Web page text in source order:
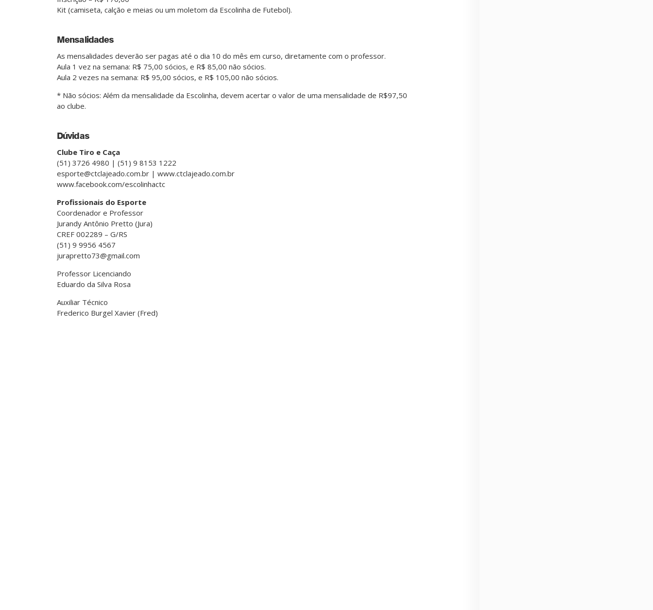
Kit (camiseta, calção e meias ou um moletom da Escolinha de Futebol).
Mensalidades
As mensalidades deverão ser pagas até o dia 10 do mês em curso, diretamente com o professor.
Aula 1 vez na semana: R$ 75,00 sócios, e R$ 85,00 não sócios.
Aula 2 vezes na semana: R$ 95,00 sócios, e R$ 105,00 não sócios.
* Não sócios: Além da mensalidade da Escolinha, devem acertar o valor de uma mensalidade de R$97,50
ao clube.
Dúvidas
Clube Tiro e Caça
(51) 3726 4980 | (51) 9 8153 1222
esporte@ctclajeado.com.br | www.ctclajeado.com.br
www.facebook.com/escolinhactc
Profissionais do Esporte
Coordenador e Professor
Jurandy Antônio Pretto (Jura)
CREF 002289 – G/RS
(51) 9 9956 4567
jurapretto73@gmail.com
Professor Licenciando
Eduardo da Silva Rosa
Auxiliar Técnico
Frederico Burgel Xavier (Fred)